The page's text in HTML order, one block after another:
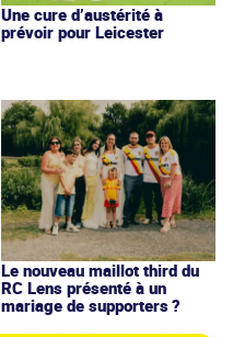
Une cure d’austérité à
prévoir pour Leicester
Le nouveau maillot third du
RC Lens présenté à un
mariage de supporters ?